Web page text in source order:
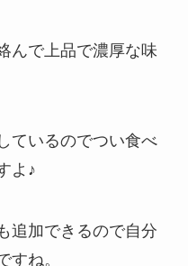
んで上品で濃厚な味
ているのでつい食べ
よ♪
追加できるので自分
すね。